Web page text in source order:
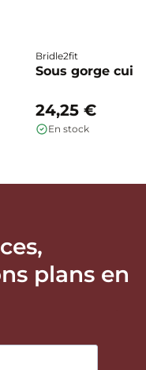
Bridle2fit
Sous gorge
24,25 €
En stock
plans en